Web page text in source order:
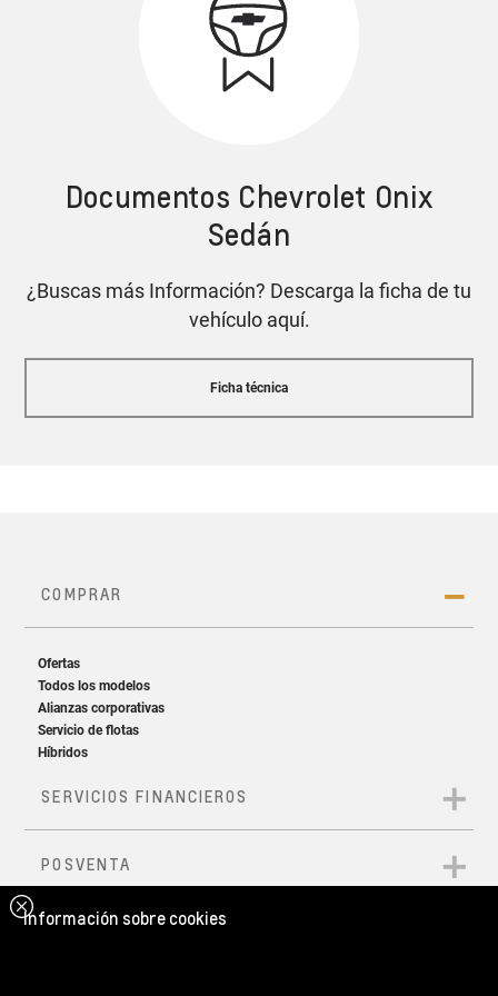
Cotiza tu Onix Sedán
Asistente de parqueo semi-automático
Características y equipamiento pueden variar según
Alerta de punto ciego
Tecnología OnStar
con asistencia 24/7
Documentos Chevrolet Onix
Sedán
¿Buscas más Información? Descarga la ficha de tu
vehículo aquí.
Ficha técnica
Información sobre cookies